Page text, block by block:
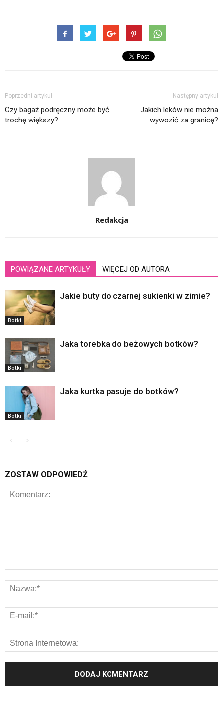
Poprzedni artykuł
Czy bagaż podręczny może być
trochę większy?
Następny artykuł
Jakich leków nie można
wywozić za granicę?
Redakcja
POWIĄZANE ARTYKUŁY WIĘCEJ OD AUTORA
Botki
Jakie buty do czarnej sukienki w zimie?
Botki
Jaka torebka do beżowych botków?
Botki
Jaka kurtka pasuje do botków?
ZOSTAW ODPOWIEDŹ